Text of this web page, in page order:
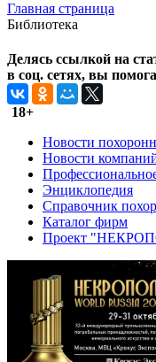
Главная страница
Библиотека
Делясь ссылкой на
в соц. сетях, вы
18+
Новости
Новости
Энциклопедия
Справочник
Каталог фирм
Проект